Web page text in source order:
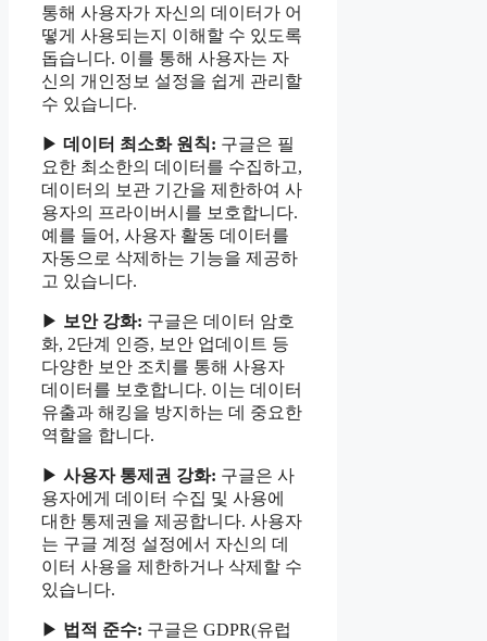
통해 사용자가 자신의 데이터가 어
떻게 사용되는지 이해할 수 있도록
돕습니다. 이를 통해 사용자는 자
신의 개인정보 설정을 쉽게 관리할
수 있습니다.
▶ 데이터 최소화 원칙: 구글은 필
요한 최소한의 데이터를 수집하고,
데이터의 보관 기간을 제한하여 사
용자의 프라이버시를 보호합니다.
예를 들어, 사용자 활동 데이터를
자동으로 삭제하는 기능을 제공하
고 있습니다.
▶ 보안 강화: 구글은 데이터 암호
화, 2단계 인증, 보안 업데이트 등
다양한 보안 조치를 통해 사용자
데이터를 보호합니다. 이는 데이터
유출과 해킹을 방지하는 데 중요한
역할을 합니다.
▶ 사용자 통제권 강화: 구글은 사
용자에게 데이터 수집 및 사용에
대한 통제권을 제공합니다. 사용자
는 구글 계정 설정에서 자신의 데
이터 사용을 제한하거나 삭제할 수
있습니다.
▶ 법적 준수: 구글은 GDPR(유럽